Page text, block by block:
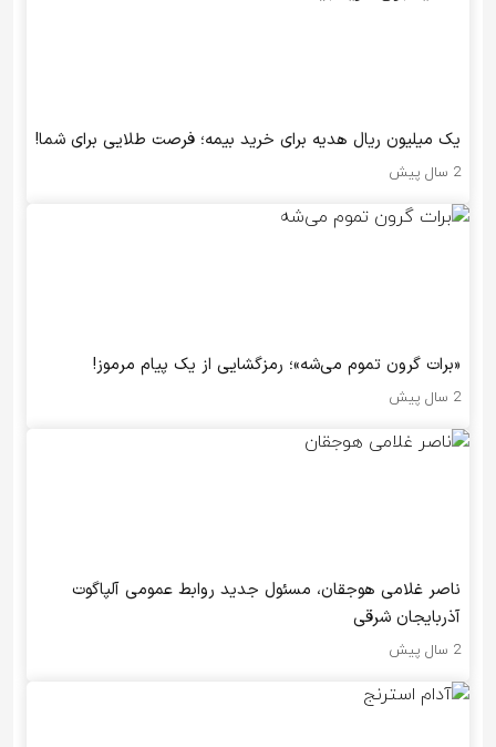
یک میلیون ریال هدیه برای خرید بیمه؛ فرصت طلایی برای شما!
2 سال پیش
«برات گرون تموم می‌شه»؛ رمزگشایی از یک پیام مرموز!
2 سال پیش
ناصر غلامی هوجقان، مسئول جدید روابط عمومی آلپاگوت
آذربایجان شرقی
2 سال پیش